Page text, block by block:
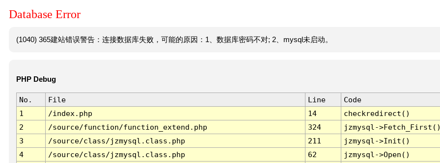
Database Error
(1040) 365建站错误警告：连接数据库失败，可能的原因：1、数据库密码不对; 2、mysql未启动。
PHP Debug
No. File Line
Code
1
/index.php 14
checkredirect()
2
/source/function/function_extend.php 324
jzmysql-
3
/source/class/jzmysql.class.php 211
jzmysql->Init()
4
/source/class/jzmysql.class.php 62
jzmysql->Open()